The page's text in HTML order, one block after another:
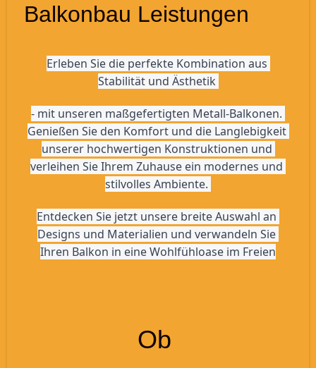
Balkonbau Leistungen
Erleben Sie die perfekte Kombination aus
Stabilität und Ästhetik
- mit unseren maßgefertigten Metall-Balkonen.
Genießen Sie den Komfort und die Langlebigkeit
unserer hochwertigen Konstruktionen und
verleihen Sie Ihrem Zuhause ein modernes und
stilvolles Ambiente.
Entdecken Sie jetzt unsere breite Auswahl an
Designs und Materialien und verwandeln Sie
Ihren Balkon in eine Wohlfühloase im Freien
Ob